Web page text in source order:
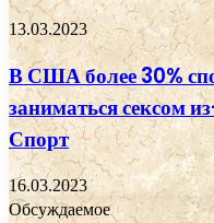
13.03.2023
В США более 30%
заниматься сексом
Спорт
16.03.2023
Обсуждаемое